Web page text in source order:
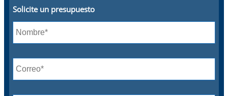
Solicite un presupuesto